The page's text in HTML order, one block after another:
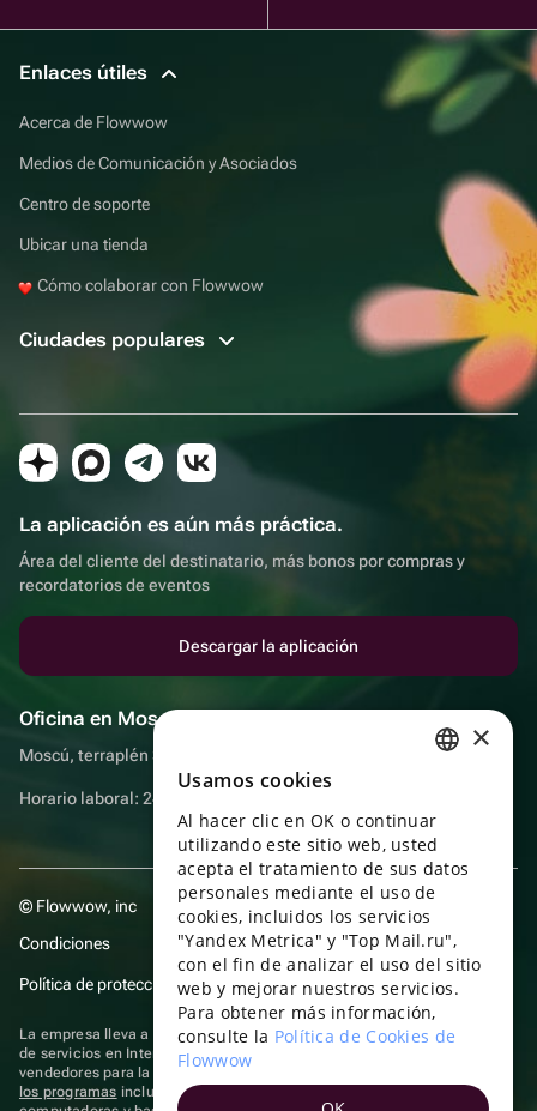
Enlaces útiles
Acerca de Flowwow
Medios de Comunicación y Asociados
Centro de soporte
Ubicar una tienda
Cómo colaborar con Flowwow
Ciudades populares
La aplicación es aún más práctica.
Área del cliente del destinatario, más bonos por compras y
recordatorios de eventos
Descargar la aplicación
Oficina en Moscú
Moscú, terraplén Sadovnicheskaya, 9, sala 2/3
Horario laboral: 24 horas
© Flowwow, inc
Condiciones
Política de protección y privacidad de datos
La empresa lleva a cabo su actividad en el ámbito de las TI: prestación
de servicios en Internet para la publicación de ofertas (anuncios) de
vendedores para la venta de artículos. Acceder a la
los programas incluidos en el registro de programas rusos para
ENGLISH
UKRAINIAN
PORTUGUESE
SPANISH
HUNGARIAN
ITALIAN
×
Usamos cookies
Al hacer clic en OK o continuar
utilizando este sitio web, usted
acepta el tratamiento de sus datos
personales mediante el uso de
cookies, incluidos los servicios
"Yandex Metrica" y "Top Mail.ru",
con el fin de analizar el uso del sitio
web y mejorar nuestros servicios.
Para obtener más información,
consulte la Política de Cookies de
Flowwow